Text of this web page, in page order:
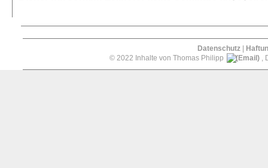
Datenschutz |
© 2022 Inhalte von Thomas Philipp
,